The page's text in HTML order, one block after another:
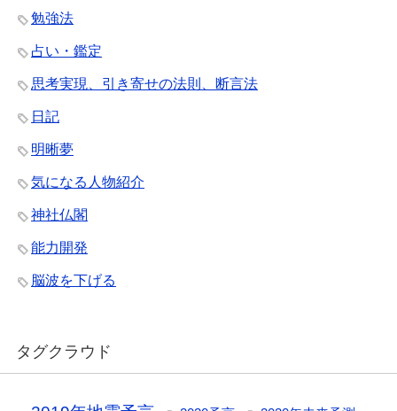
勉強法
占い・鑑定
思考実現、引き寄せの法則、断言法
日記
明晰夢
気になる人物紹介
神社仏閣
能力開発
脳波を下げる
タグクラウド